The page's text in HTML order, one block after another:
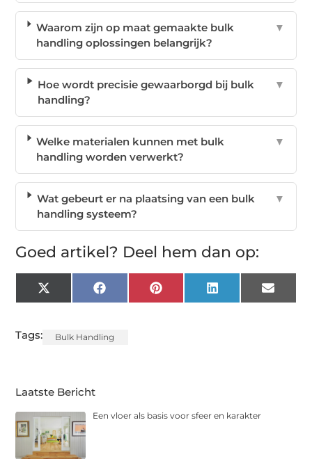
Waarom zijn op maat gemaakte bulk
handling oplossingen belangrijk?
▼
Hoe wordt precisie gewaarborgd bij bulk
handling?
▼
Welke materialen kunnen met bulk
handling worden verwerkt?
▼
Wat gebeurt er na plaatsing van een bulk
handling systeem?
▼
Goed artikel? Deel hem dan op:
X
(Twitter)
FacebookPinterest LinkedIn Email
Tags: Bulk Handling
Laatste Bericht
Een vloer als basis voor sfeer en karakter